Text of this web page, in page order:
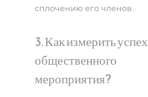
сплочению его членов.
3. Как измерить успех
общественного
мероприятия?